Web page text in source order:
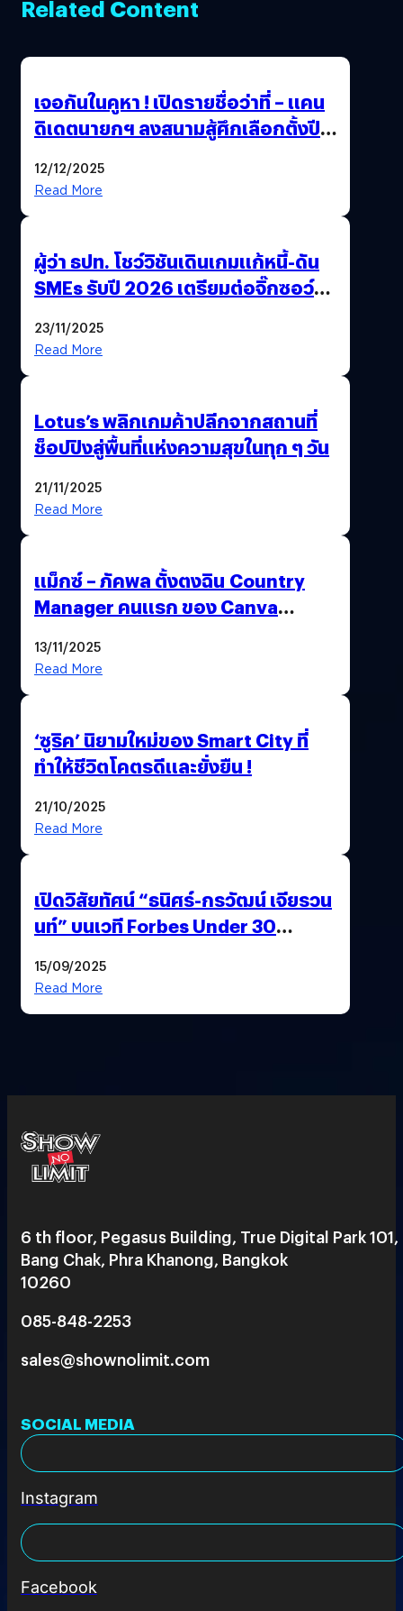
Related Content
เจอกันในคูหา ! เปิดรายชื่อว่าที่ – แคน
ดิเดตนายกฯ ลงสนามสู้ศึกเลือกตั้งปี
12/12/2025
Read More
ผู้ว่า ธปท. โชว์วิชันเดินเกมแก้หนี้-ดัน
SMEs รับปี 2026 เตรียมต่อจิ๊กซอว์
23/11/2025
Read More
Lotus’s พลิกเกมค้าปลีกจากสถานที่
ช็อปปิงสู่พื้นที่แห่งความสุขในทุก ๆ วัน
21/11/2025
Read More
แม็กซ์ – ภัคพล ตั้งตงฉิน Country
Manager คนแรก ของ Canva
13/11/2025
Read More
‘ซูริค’ นิยามใหม่ของ Smart City ที่
ทำให้ชีวิตโคตรดีและยั่งยืน !
21/10/2025
Read More
เปิดวิสัยทัศน์ “ธนิศร์-กรวัฒน์ เจียรวน
นท์” บนเวที Forbes Under 30
15/09/2025
Read More
6 th floor, Pegasus Building, True Digital Park 101,
Bang Chak, Phra Khanong, Bangkok
10260
085-848-2253
sales@shownolimit.com
SOCIAL MEDIA
Instagram
Facebook